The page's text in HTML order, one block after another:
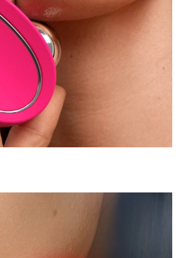
预计送达日期 8/9/26
预计送达日期
预计送达日期